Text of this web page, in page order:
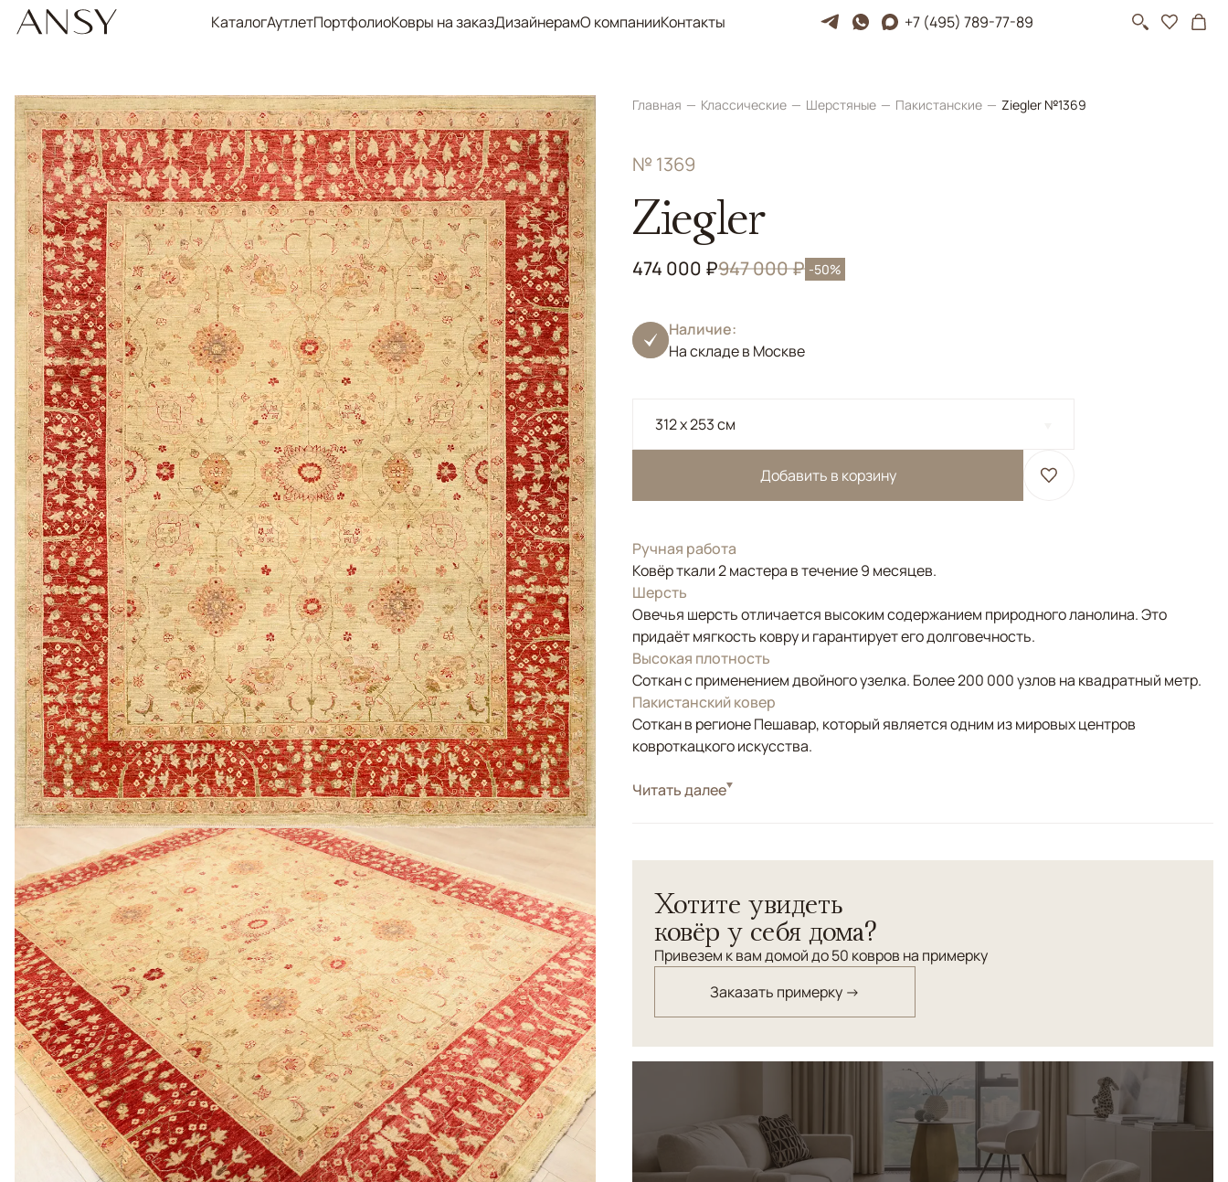
КаталогАутлетПортфолиоКовры на заказДизайнерамО компанииКонтакты +7 (495) 789-77-89
Главная Классические Шерстяные Пакистанские Ziegler №1369
№ 1369
Ziegler
474 000 ₽947 000 ₽ -50%
Наличие:
На складе в Москве
312 x 253 см
Добавить в корзину
Ручная работа
Ковёр ткали 2 мастера в течение 9 месяцев.
Шерсть
Овечья шерсть отличается высоким содержанием природного ланолина. Это
придаёт мягкость ковру и гарантирует его долговечность.
Высокая плотность
Соткан с применением двойного узелка. Более 200 000 узлов на квадратный метр.
Пакистанский ковер
Соткан в регионе Пешавар, который является одним из мировых центров
ковроткацкого искусства.
СтильКлассические
натуральные красители, узелковые нити веретенной крутки.
Читать далее
Хотите увидеть
ковёр у себя дома?
Привезем к вам домой до 50 ковров на примерку
Заказать примерку →